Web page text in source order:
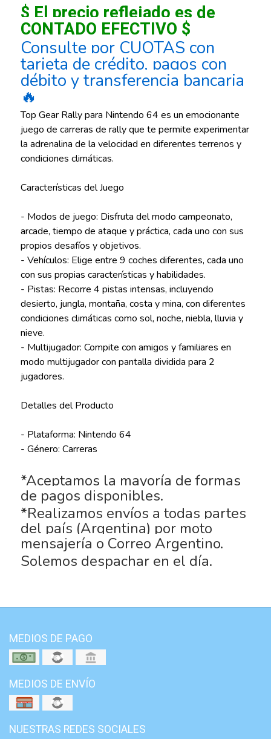
$ El precio reflejado es de
CONTADO EFECTIVO $
Consulte por CUOTAS con
tarjeta de crédito, pagos con
débito y transferencia bancaria
🔥
Top Gear Rally para Nintendo 64 es un emocionante
juego de carreras de rally que te permite experimentar
la adrenalina de la velocidad en diferentes terrenos y
condiciones climáticas.
Características del Juego
- Modos de juego: Disfruta del modo campeonato,
arcade, tiempo de ataque y práctica, cada uno con sus
propios desafíos y objetivos.
- Vehículos: Elige entre 9 coches diferentes, cada uno
con sus propias características y habilidades.
- Pistas: Recorre 4 pistas intensas, incluyendo
desierto, jungla, montaña, costa y mina, con diferentes
condiciones climáticas como sol, noche, niebla, lluvia y
nieve.
- Multijugador: Compite con amigos y familiares en
modo multijugador con pantalla dividida para 2
jugadores.
Detalles del Producto
- Plataforma: Nintendo 64
- Género: Carreras
*Aceptamos la mayoría de formas
de pagos disponibles.
*Realizamos envíos a todas partes
del país (Argentina) por moto
mensajería o Correo Argentino.
Solemos despachar en el día.
MEDIOS DE PAGO
MEDIOS DE ENVÍO
NUESTRAS REDES SOCIALES